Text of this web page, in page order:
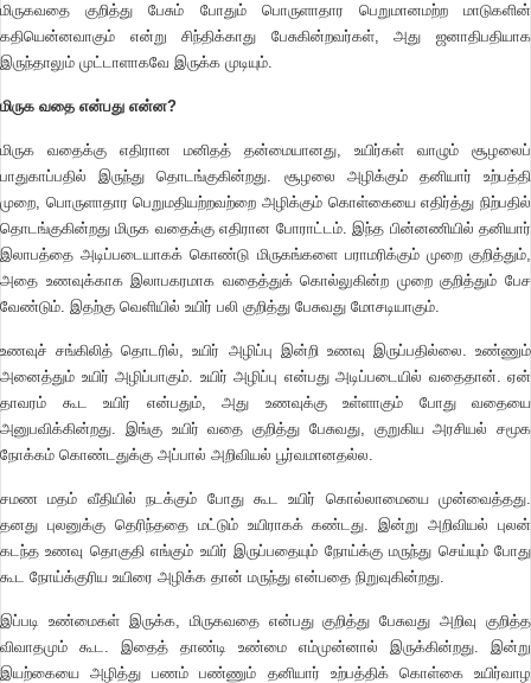
மிருகவதை குறித்து பேசும் போதும் பொருளாதார பெறுமானமற்ற மாடுகளின்
கதியென்னவாகும் என்று சிந்திக்காது பேசுகின்றவர்கள், அது ஜனாதிபதியாக
இருந்தாலும் முட்டாளாகவே இருக்க முடியும்.
மிருக வதை என்பது என்ன?
மிருக வதைக்கு எதிரான மனிதத் தன்மையானது, உயிர்கள் வாழும் சூழலைப்
பாதுகாப்பதில் இருந்து தொடங்குகின்றது. சூழலை அழிக்கும் தனியார் உற்பத்தி
முறை, பொருளாதார பெறுமதியற்றவற்றை அழிக்கும் கொள்கையை எதிர்த்து நிற்பதில்
தொடங்குகின்றது மிருக வதைக்கு எதிரான போராட்டம். இந்த பின்னணியில் தனியார்
இலாபத்தை அடிப்படையாகக் கொண்டு மிருகங்களை பராமரிக்கும் முறை குறித்தும்,
அதை உணவுக்காக இலாபகரமாக வதைத்துக் கொல்லுகின்ற முறை குறித்தும் பேச
வேண்டும். இதற்கு வெளியில் உயிர் பலி குறித்து பேசுவது மோசடியாகும்.
உணவுச் சங்கிலித் தொடரில், உயிர் அழிப்பு இன்றி உணவு இருப்பதில்லை. உண்ணும்
அனைத்தும் உயிர் அழிப்பாகும். உயிர் அழிப்பு என்பது அடிப்படையில் வதைதான். ஏன்
தாவரம் கூட உயிர் என்பதும், அது உணவுக்கு உள்ளாகும் போது வதையை
அனுபவிக்கின்றது. இங்கு உயிர் வதை குறித்து பேசுவது, குறுகிய அரசியல் சமூக
நோக்கம் கொண்டதுக்கு அப்பால் அறிவியல் பூர்வமானதல்ல.
சமண மதம் வீதியில் நடக்கும் போது கூட உயிர் கொல்லாமையை முன்வைத்தது.
தனது புலனுக்கு தெரிந்ததை மட்டும் உயிராகக் கண்டது. இன்று அறிவியல் புலன்
கடந்த உணவு தொகுதி எங்கும் உயிர் இருப்பதையும் நோய்க்கு மருந்து செய்யும் போது
கூட நோய்க்குரிய உயிரை அழிக்க தான் மருந்து என்பதை நிறுவுகின்றது.
இப்படி உண்மைகள் இருக்க, மிருகவதை என்பது குறித்து பேசுவது அறிவு குறித்த
விவாதமும் கூட. இதைத் தாண்டி உண்மை எம்முன்னால் இருக்கின்றது. இன்று
இயற்கையை அழித்து பணம் பண்ணும் தனியார் உற்பத்திக் கொள்கை உயிர்வாழ